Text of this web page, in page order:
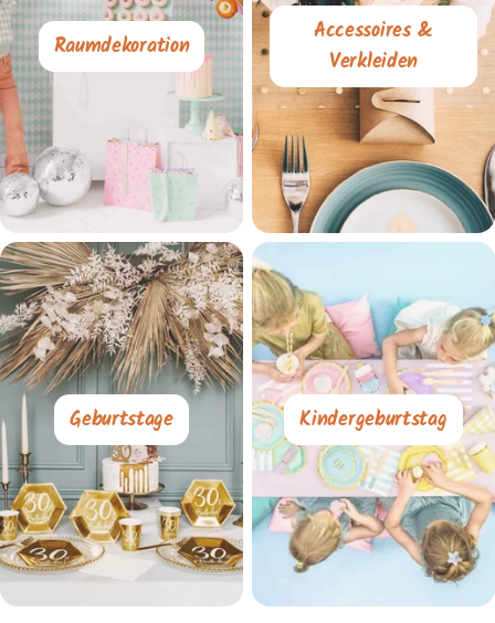
Raumdekoration
Accessoires &
Verkleiden
Geburtstage Kindergeburtstag